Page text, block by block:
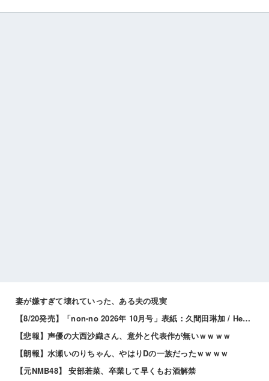
妻が嫌すぎて壊れていった、ある夫の現実
【8/20発売】「non-no 2026年 10月号」表紙：久間田琳加 / Hearts2Hearts
【悲報】声優の大西沙織さん、意外と代表作が無いｗｗｗｗ
【朗報】水瀬いのりちゃん、やはりDの一族だったｗｗｗｗ
【元NMB48】 安部若菜、卒業して早くもお酒解禁